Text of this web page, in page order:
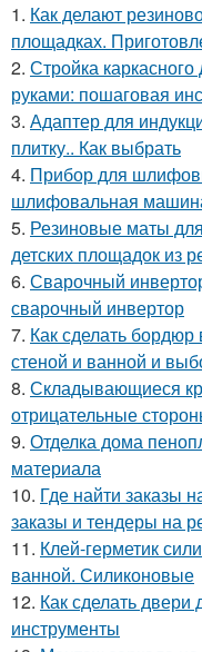
1. Как делают
площадках.
2. Стройка
руками: пошаговая
3. Адаптер для
плитку.. Как выбрать
4. Прибор для
шлифовальная
5. Резиновые маты
детских площадок из
6. Сварочный
сварочный инвертор
7. Как сделать
стеной и ванной и
8. Складывающиеся
отрицательные
9. Отделка дома
материала
10. Где найти заказы
заказы и тендеры на
11. Клей-герметик
ванной. Силиконовые
12. Как сделать
инструменты